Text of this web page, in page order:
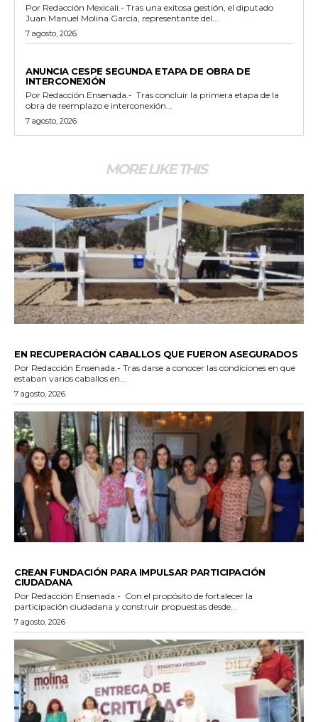
Por Redacción Mexicali.- Tras una exitosa gestión, el diputado
Juan Manuel Molina García, representante del...
7 agosto, 2026
ANUNCIA CESPE SEGUNDA ETAPA DE OBRA DE
INTERCONEXIÓN
Por Redacción Ensenada.- Tras concluir la primera etapa de la
obra de reemplazo e interconexión...
7 agosto, 2026
MORE LIKE THIS
EN RECUPERACIÓN CABALLOS QUE FUERON ASEGURADOS
Por Redacción Ensenada.- Tras darse a conocer las condiciones en que
estaban varios caballos en...
7 agosto, 2026
CREAN FUNDACIÓN PARA IMPULSAR PARTICIPACIÓN
CIUDADANA
Por Redacción Ensenada.- Con el propósito de fortalecer la
participación ciudadana y construir propuestas desde...
7 agosto, 2026